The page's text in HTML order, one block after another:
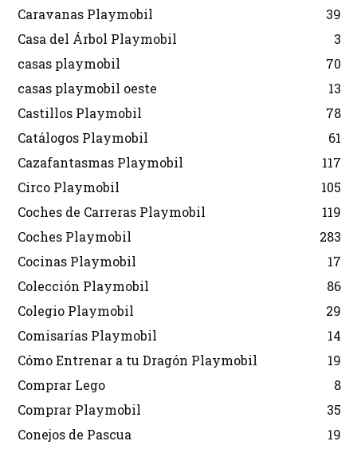
Caravanas Playmobil
39
Casa del Árbol Playmobil
3
casas playmobil
70
casas playmobil oeste
13
Castillos Playmobil
78
Catálogos Playmobil
61
Cazafantasmas Playmobil
117
Circo Playmobil
105
Coches de Carreras Playmobil
119
Coches Playmobil
283
Cocinas Playmobil
17
Colección Playmobil
86
Colegio Playmobil
29
Comisarías Playmobil
14
Cómo Entrenar a tu Dragón Playmobil
19
Comprar Lego
8
Comprar Playmobil
35
Conejos de Pascua
19